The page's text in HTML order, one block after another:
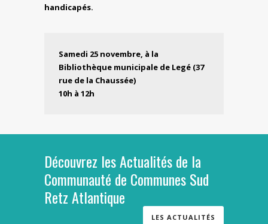
handicapés.
Samedi 25 novembre, à la
Bibliothèque municipale de Legé (37
rue de la Chaussée)
10h à 12h
Découvrez les Actualités de la
Communauté de Communes Sud
Retz Atlantique
LES ACTUALITÉS